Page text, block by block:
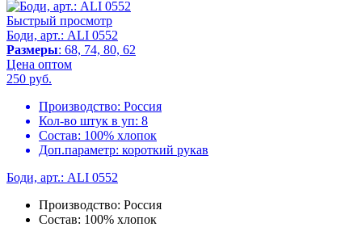
Быстрый просмотр
Боди, арт.: ALI 0552
Размеры: 68, 74, 80, 62
Цена оптом
250 руб.
Производство: Россия
Кол-во штук в уп: 8
Состав: 100% хлопок
Доп.параметр: короткий рукав
Боди, арт.: ALI 0552
Производство: Россия
Состав: 100% хлопок